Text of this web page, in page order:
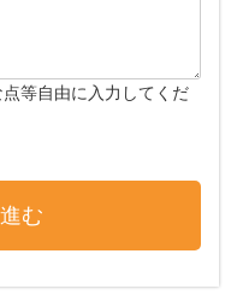
等自由に入力してくだ